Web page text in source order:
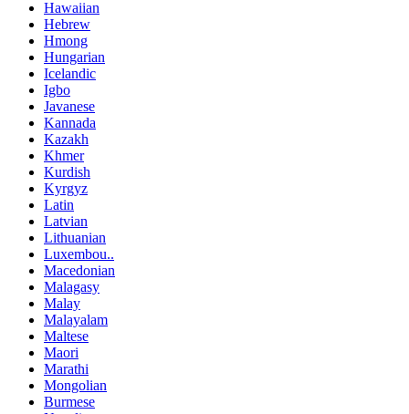
Hawaiian
Hebrew
Hmong
Hungarian
Icelandic
Igbo
Javanese
Kannada
Kazakh
Khmer
Kurdish
Kyrgyz
Latin
Latvian
Lithuanian
Luxembou..
Macedonian
Malagasy
Malay
Malayalam
Maltese
Maori
Marathi
Mongolian
Burmese